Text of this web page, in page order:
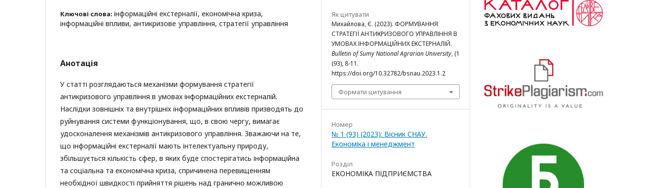
Ключові слова: інформаційні екстерналії, економічна криза,
інформаційні впливи, антикризове управління, стратегії управління
Анотація
У статті розглядаються механізми формування стратегії
антикризового управління в умовах інформаційних екстерналій.
Наслідки зовнішніх та внутрішніх інформаційних впливів призводять до
руйнування системи функціонування, що, в свою чергу, вимагає
удосконалення механізмів антикризового управління. Зважаючи на те,
що інформаційні екстерналії мають інтелектуальну природу,
збільшується кількість сфер, в яких буде спостерігатись інформаційна
та соціальна та економічна криза, спричинена перевищенням
необхідної швидкості прийняття рішень над гранично можливою
Як цитувати
Михайлова, Є. (2023). ФОРМУВАННЯ
СТРАТЕГІЇ АНТИКРИЗОВОГО УПРАВЛІННЯ В
УМОВАХ ІНФОРМАЦІЙНИХ ЕКСТЕРНАЛІЙ.
Bulletin of Sumy National Agrarian University, (1
(93), 8-11.
https://doi.org/10.32782/bsnau.2023.1.2
Формати цитування
Номер
№ 1 (93) (2023): Вісник СНАУ.
Економіка і менеджмент
Розділ
ЕКОНОМІКА ПІДПРИЄМСТВА